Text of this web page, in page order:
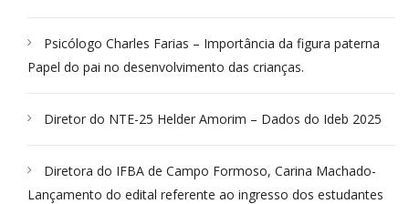
Psicólogo Charles Farias – Importância da figura paterna
Papel do pai no desenvolvimento das crianças.
Diretor do NTE-25 Helder Amorim – Dados do Ideb 2025
Diretora do IFBA de Campo Formoso, Carina Machado-
Lançamento do edital referente ao ingresso dos estudantes